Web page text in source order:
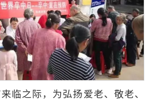
临之际，为弘扬爱老、敬老、